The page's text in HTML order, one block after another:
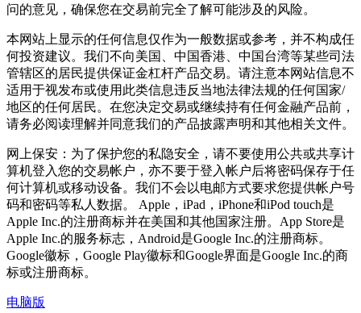
问的意见，确保您在交易前完全了解可能涉及的风险。
本网站上显示的任何信息仅作为一般数据或参考，并不构成任
何投资建议。我们不向美国、中国香港、中国台湾等某些司法
管辖区的居民提供保证金杠杆产品交易。请注意本网站信息不
适用于视发布或使用此类信息违反当地法律法规的任何国家/
地区的任何居民。在您决定交易或继续持有任何金融产品前，
请务必阅读理解并同意我们的产品披露声明和其他相关文件。
网上保安：为了保护您的私隐安全，请不要使用公共或共享计
算机登入您的交易帐户，亦不要于登入帐户后将密码保存于任
何计算机或移动设备。我们不会以电邮方式要求您提供帐户号
码和密码等私人数据。 Apple，iPad，iPhone和iPod touch是
Apple Inc.的注册商标并在美国和其他国家注册。App Store是
Apple Inc.的服务标志，Android是Google Inc.的注册商标。
Google徽标，Google Play徽标和Google界面是Google Inc.的商
标或注册商标。
电脑版